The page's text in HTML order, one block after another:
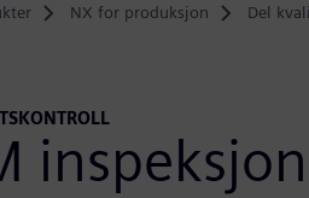
NX for produksjon Del